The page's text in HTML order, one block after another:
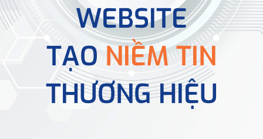
WEBSITE
TẠONIỀM TIN
THƯƠNG HIỆU